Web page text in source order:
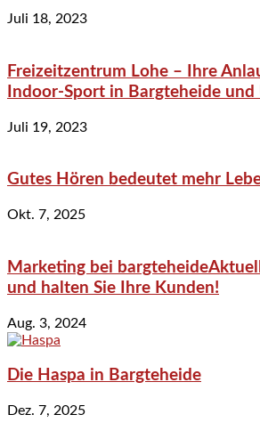
Juli 18, 2023
Freizeitzentrum Lohe – Ihre
Indoor-Sport in Bargteheide und
Juli 19, 2023
Gutes Hören bedeutet mehr
Okt. 7, 2025
Marketing bei
und halten Sie Ihre Kunden!
Aug. 3, 2024
Die Haspa in Bargteheide
Dez. 7, 2025